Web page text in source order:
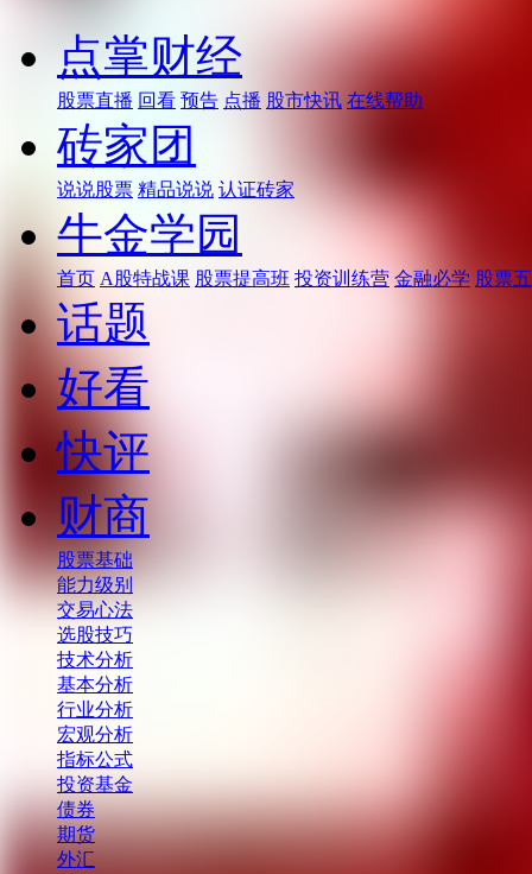
点掌财经
股票直播 回看 预告 点播 股市快讯 在线帮助
砖家团
说说股票 精品说说 认证砖家
牛金学园
首页 A股特战课 股票提高班 投资训练营 金融必学 股票
话题
好看
快评
财商
股票基础
能力级别
交易心法
选股技巧
技术分析
基本分析
行业分析
宏观分析
指标公式
投资基金
债券
期货
外汇